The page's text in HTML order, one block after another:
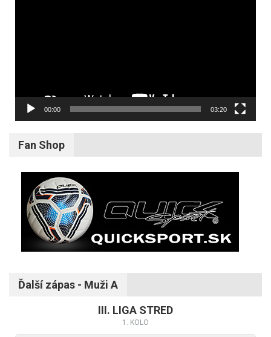
00:00 03:20
Fan Shop
Ďalší zápas - Muži A
III. LIGA STRED
1. KOLO